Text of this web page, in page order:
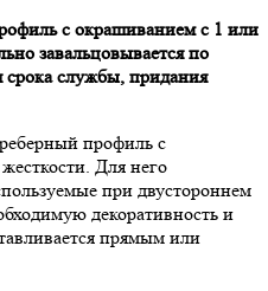
с окрашиванием с 1 или
завальцовывается по
срока службы, придания
профиль с
Для него
при двустороннем
декоративность и
прямым или